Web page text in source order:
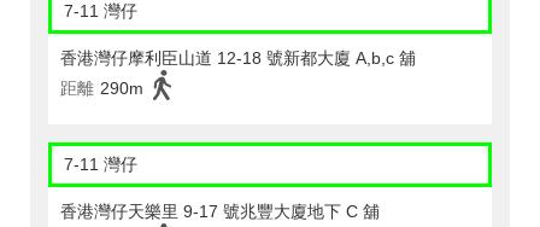
7-11 灣仔
香港灣仔摩利臣山道 12-18 號新都大廈 A,b,c 舖
距離 290m
7-11 灣仔
香港灣仔天樂里 9-17 號兆豐大廈地下 C 舖